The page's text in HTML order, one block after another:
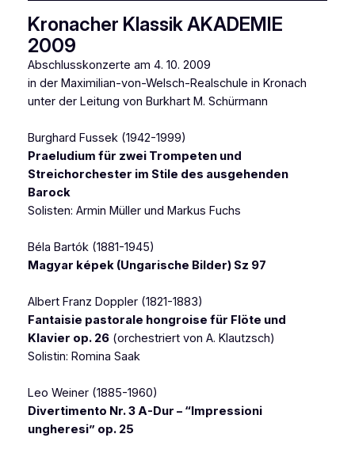
Kronacher Klassik AKADEMIE
2009
Abschlusskonzerte am 4. 10. 2009
in der Maximilian-von-Welsch-Realschule in Kronach
unter der Leitung von Burkhart M. Schürmann
Burghard Fussek (1942-1999)
Praeludium für zwei Trompeten und
Streichorchester im Stile des ausgehenden
Barock
Solisten: Armin Müller und Markus Fuchs
Béla Bartók (1881-1945)
Magyar képek (Ungarische Bilder) Sz 97
Albert Franz Doppler (1821-1883)
Fantaisie pastorale hongroise für Flöte und
Klavier op. 26(orchestriert von A. Klautzsch)
Solistin: Romina Saak
Leo Weiner (1885-1960)
Divertimento Nr. 3 A-Dur – “Impressioni
ungheresi” op. 25